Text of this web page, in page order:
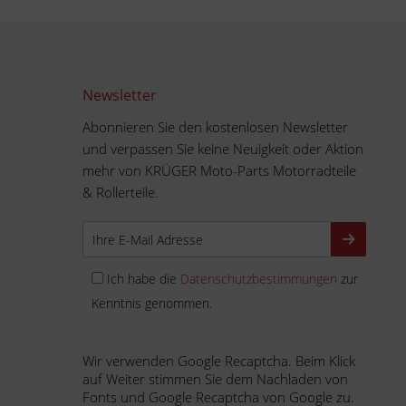
Newsletter
Abonnieren Sie den kostenlosen Newsletter
und verpassen Sie keine Neuigkeit oder Aktion
mehr von KRÜGER Moto-Parts Motorradteile
& Rollerteile.
Ich habe die Datenschutzbestimmungen zur
Kenntnis genommen.
Wir verwenden Google Recaptcha. Beim Klick
auf Weiter stimmen Sie dem Nachladen von
Fonts und Google Recaptcha von Google zu.